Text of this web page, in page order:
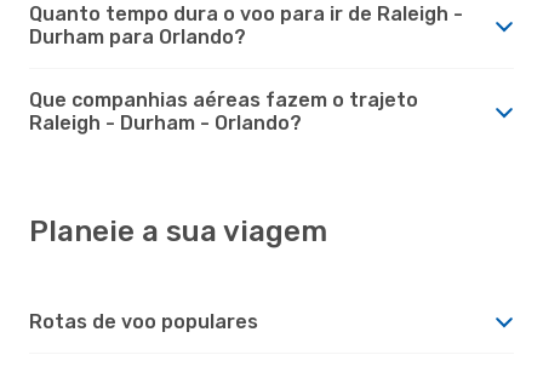
Quanto tempo dura o voo para ir de Raleigh -
Durham para Orlando?
Que companhias aéreas fazem o trajeto
Raleigh - Durham - Orlando?
Planeie a sua viagem
Rotas de voo populares